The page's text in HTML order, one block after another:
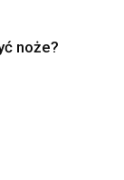
noże?